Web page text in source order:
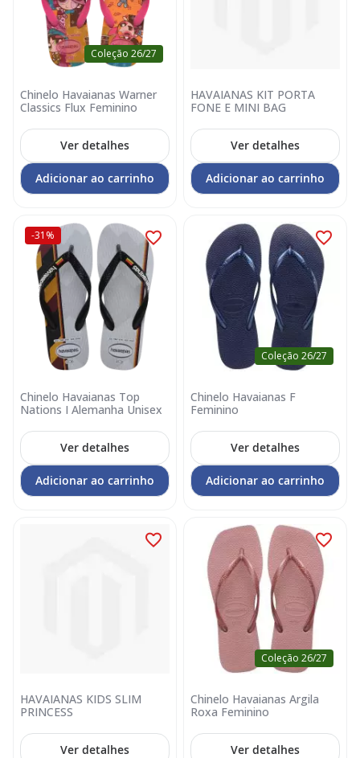
Coleção 26/27
Chinelo Havaianas Warner
Classics Flux Feminino
Ver detalhes
Adicionar ao carrinho
HAVAIANAS KIT PORTA
FONE E MINI BAG
Ver detalhes
Adicionar ao carrinho
-31%
Chinelo Havaianas Top
Nations I Alemanha Unisex
Ver detalhes
Adicionar ao carrinho
Coleção 26/27
Chinelo Havaianas F
Feminino
Ver detalhes
Adicionar ao carrinho
HAVAIANAS KIDS SLIM
PRINCESS
Ver detalhes
Coleção 26/27
Chinelo Havaianas Argila
Roxa Feminino
Ver detalhes